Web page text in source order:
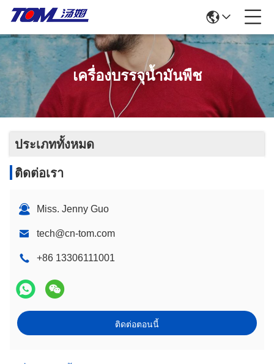
เครื่องบรรจุน้ำมันพืช
ประเภททั้งหมด
ติดต่อเรา
Miss. Jenny Guo
tech@cn-tom.com
+86 13306111001
ติดต่อตอนนี้